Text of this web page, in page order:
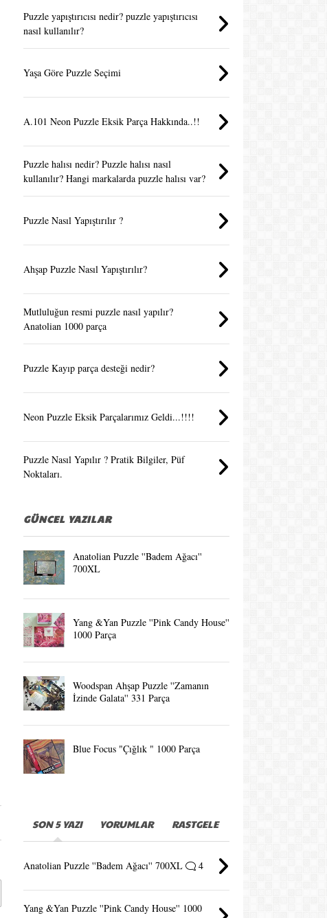
Puzzle yapıştırıcısı nedir? puzzle yapıştırıcısı
nasıl kullanılır?
Yaşa Göre Puzzle Seçimi
A.101 Neon Puzzle Eksik Parça Hakkında..!!
Puzzle halısı nedir? Puzzle halısı nasıl
kullanılır? Hangi markalarda puzzle halısı var?
Puzzle Nasıl Yapıştırılır ?
Ahşap Puzzle Nasıl Yapıştırılır?
Mutluluğun resmi puzzle nasıl yapılır?
Anatolian 1000 parça
Puzzle Kayıp parça desteği nedir?
Neon Puzzle Eksik Parçalarımız Geldi...!!!!
Puzzle Nasıl Yapılır ? Pratik Bilgiler, Püf
Noktaları.
GÜNCEL YAZILAR
Anatolian Puzzle ''Badem Ağacı''
700XL
Yang &Yan Puzzle ''Pink Candy House''
1000 Parça
Woodspan Ahşap Puzzle ''Zamanın
İzinde Galata'' 331 Parça
Blue Focus "Çığlık " 1000 Parça
SON 5 YAZI YORUMLAR RASTGELE
Anatolian Puzzle ''Badem Ağacı'' 700XL 4
Yang &Yan Puzzle ''Pink Candy House'' 1000